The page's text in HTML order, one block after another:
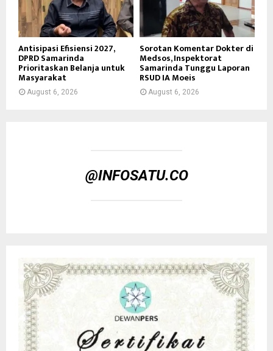
Antisipasi Efisiensi 2027,
DPRD Samarinda
Prioritaskan Belanja untuk
Masyarakat
August 6, 2026
Sorotan Komentar Dokter di
Medsos, Inspektorat
Samarinda Tunggu Laporan
RSUD IA Moeis
August 6, 2026
@INFOSATU.CO